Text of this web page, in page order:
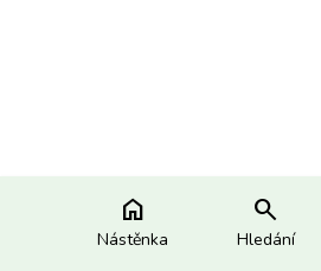
home
Nástěnka
search
Hledání